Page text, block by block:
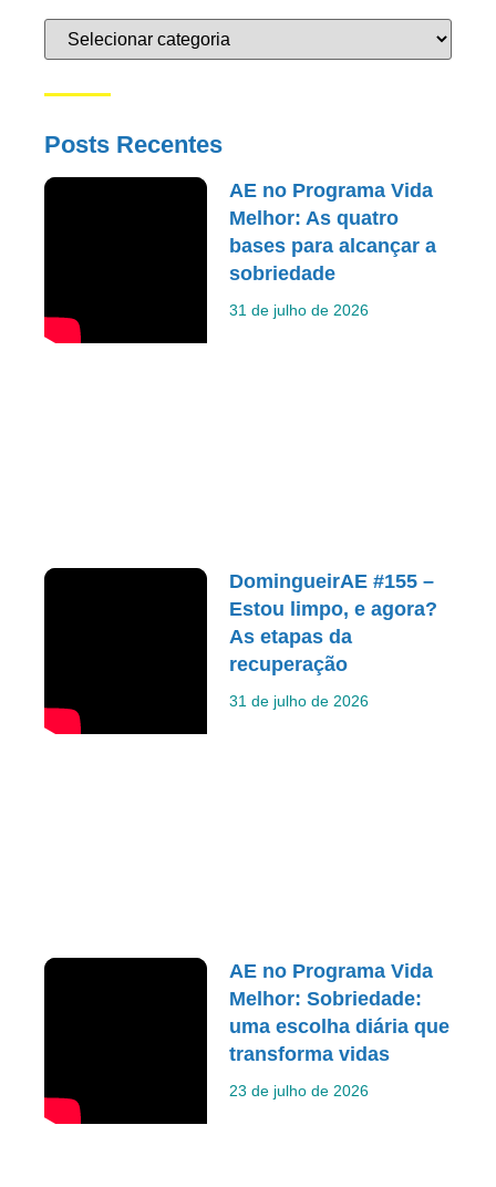
Posts Recentes
AE no Programa Vida
Melhor: As quatro
bases para alcançar a
sobriedade
31 de julho de 2026
DomingueirAE #155 –
Estou limpo, e agora?
As etapas da
recuperação
31 de julho de 2026
AE no Programa Vida
Melhor: Sobriedade:
uma escolha diária que
transforma vidas
23 de julho de 2026